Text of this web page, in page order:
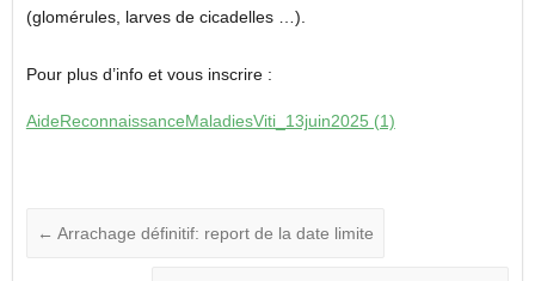
(glomérules, larves de cicadelles …).
Pour plus d’info et vous inscrire :
AideReconnaissanceMaladiesViti_13juin2025 (1)
← Arrachage définitif: report de la date limite